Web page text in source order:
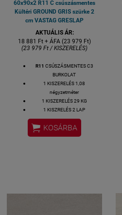
60x90x2 R11 C csúszásmentes
Kültéri GROUND GRIS szürke 2
cm VASTAG GRESLAP
AKTUÁLIS ÁR:
18 881 Ft + ÁFA (23 979 Ft)
(23 979 Ft / KISZERELÉS)
R11 CSÚSZÁSMENTES C3
BURKOLAT
1 KISZERELÉS 1,08
négyzetméter
1 KISZERELÉS 29 KG
1 KISZRELÉS 2 LAP
1 LAP MÉRETE: 60x90x2 cm
VASTAGSÁG: 2 CM
ALAPANYAG: GRES
 KOSÁRBA